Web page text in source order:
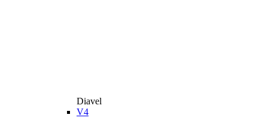
Diavel
V4